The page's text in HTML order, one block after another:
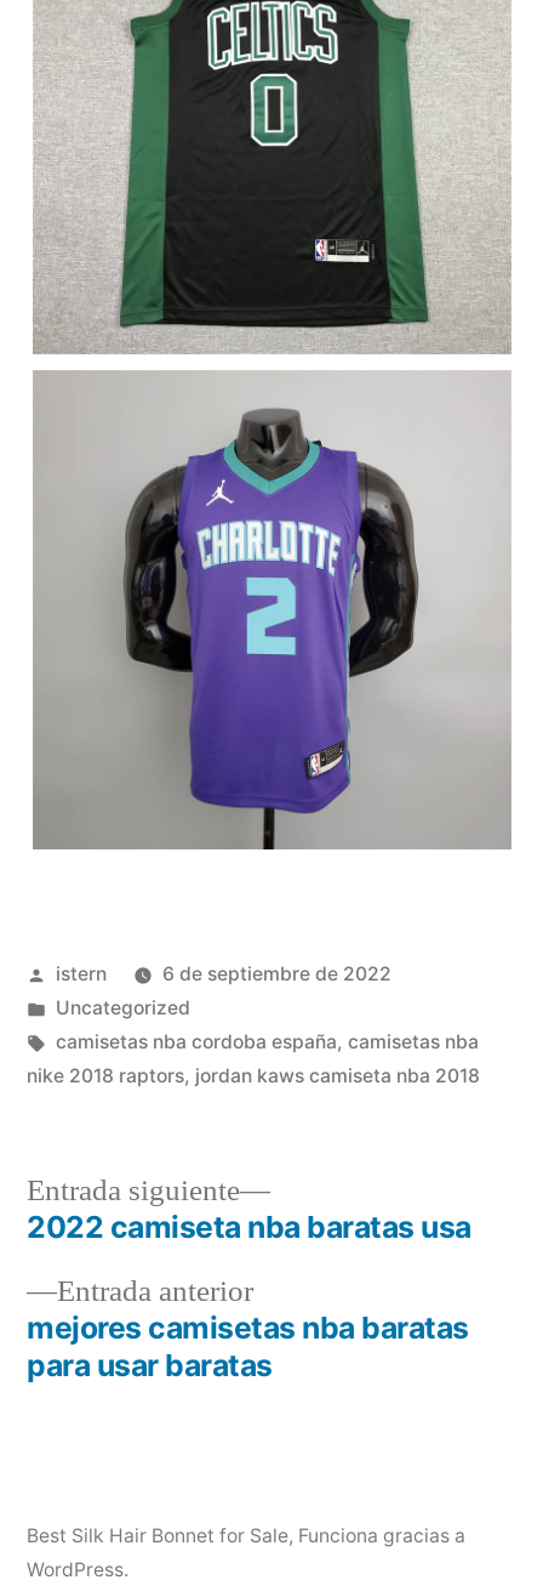
Publicado
por
istern
6 de septiembre de 2022
Publicado
en
Uncategorized
Etiquetas:
camisetas nba cordoba españa, camisetas nba
nike 2018 raptors, jordan kaws camiseta nba 2018
Navegación
de
entradas
Entrada anteriorEntrada
anterior:
mejores camisetas nba baratas
para usar baratas
Entrada siguiente
Entrada
siguiente:
2022 camiseta nba baratas usa
Best Silk Hair Bonnet for Sale, Funciona gracias a
WordPress.